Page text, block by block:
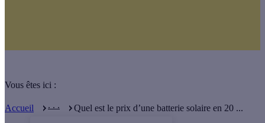
Vous êtes ici :
Accueil . . . Quel est le prix d’une batterie solaire en 20 ...